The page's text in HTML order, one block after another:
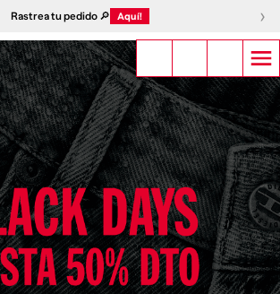
Rastrea tu pedido 🔎 Aquí! ›